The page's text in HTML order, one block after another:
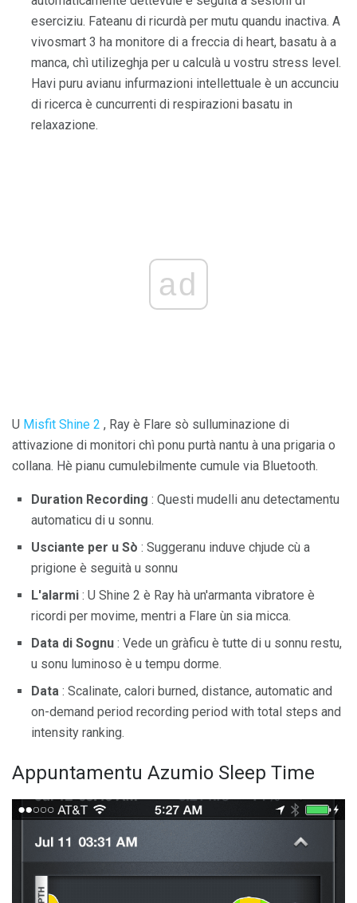
eserciziu. Fateanu di ricurdà per mutu quandu inactiva. A
vivosmart 3 ha monitore di a freccia di heart, basatu à a
manca, chì utilizeghja per u calculà u vostru stress level.
Havi puru avianu infurmazioni intellettuale è un accunciu
di ricerca è cuncurrenti di respirazioni basatu in
relaxazione.
ad
U Misfit Shine 2 , Ray è Flare sò sulluminazione di
attivazione di monitori chì ponu purtà nantu à una prigaria o
collana. Hè pianu cumulebilmente cumule via Bluetooth.
Duration Recording : Questi mudelli anu detectamentu
automaticu di u sonnu.
Usciante per u Sò : Suggeranu induve chjude cù a
prigione è seguità u sonnu
L'alarmi : U Shine 2 è Ray hà un'armanta vibratore è
ricordi per movime, mentri a Flare ùn sia micca.
Data di Sognu : Vede un gràficu è tutte di u sonnu restu,
u sonu luminoso è u tempu dorme.
Data : Scalinate, calori burned, distance, automatic and
on-demand period recording period with total steps and
intensity ranking.
Appuntamentu Azumio Sleep Time